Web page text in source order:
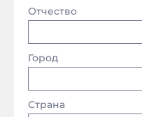
Отчество
Страна
Город